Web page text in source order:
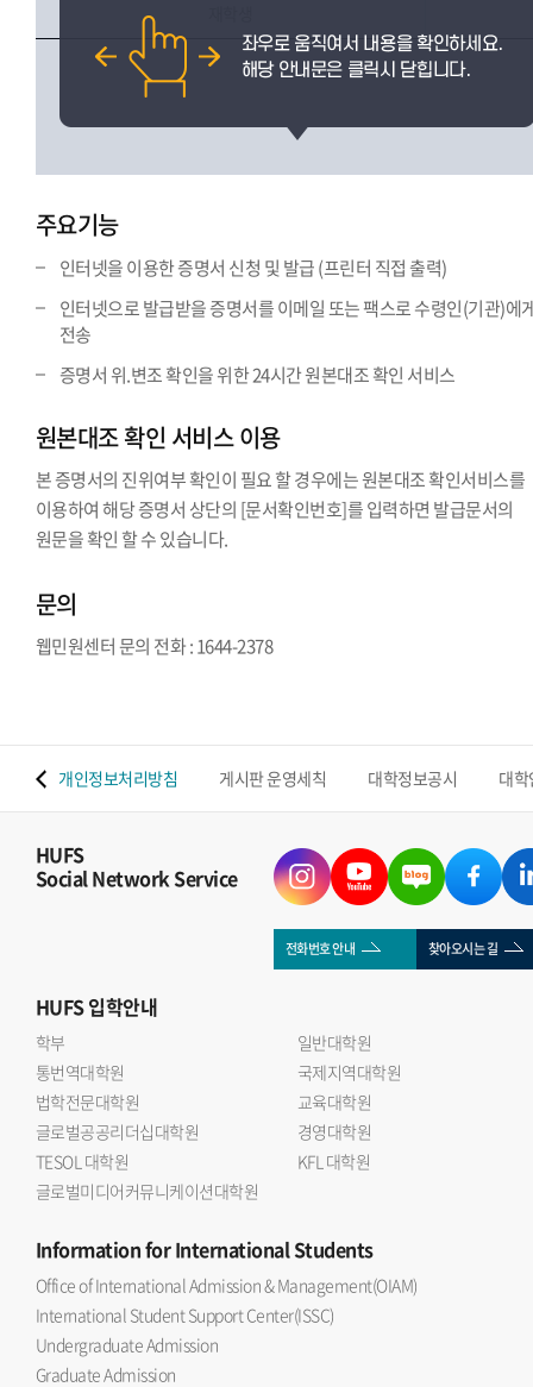
주요기능
인터넷을 이용한 증명서 신청 및 발급 (프린터 직접 출력)
인터넷으로 발급받을 증명서를 이메일 또는 팩스로 수령인(기관)에
전송
증명서 위.변조 확인을 위한 24시간 원본대조 확인 서비스
원본대조 확인 서비스 이용
본 증명서의 진위여부 확인이 필요 할 경우에는 원본대조 확인서비스를
이용하여 해당 증명서 상단의 [문서확인번호]를 입력하면 발급문서의
원문을 확인 할 수 있습니다.
문의
웹민원센터 문의 전화 : 1644-2378
개인정보처리방침 게시판 운영세칙 대학정보공시 대
HUFS
Social Network Service
전화번호 안내 찾아오시는 길
HUFS입학안내
학부
일반대학원
통번역대학원
국제지역대학원
법학전문대학원
교육대학원
글로벌공공리더십대학원
경영대학원
TESOL 대학원
KFL 대학원
글로벌미디어커뮤니케이션대학원
Informationfor International Students
Office of International Admission & Management(OIAM)
International Student Support Center(ISSC)
Undergraduate Admission
Graduate Admission